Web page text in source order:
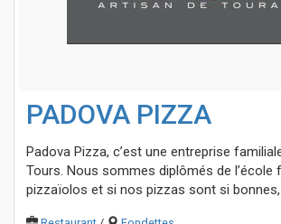
PADOVA PIZZA
Padova Pizza, c’est une entreprise
Tours. Nous sommes diplômés de l’école
pizzaïolos et si nos pizzas sont si